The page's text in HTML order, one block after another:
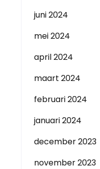
juni 2024
mei 2024
april 2024
maart 2024
februari 2024
januari 2024
december 2023
november 2023